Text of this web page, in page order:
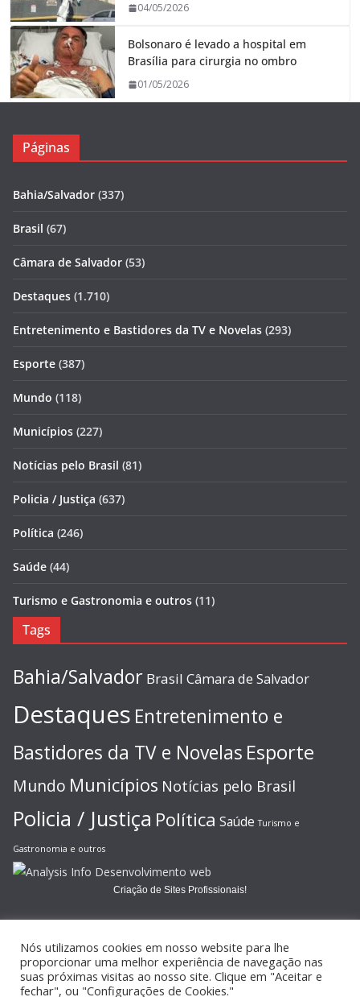
04/05/2026
Bolsonaro é levado a hospital em
Brasília para cirurgia no ombro
01/05/2026
Páginas
Bahia/Salvador (337)
Brasil (67)
Câmara de Salvador (53)
Destaques (1.710)
Entretenimento e Bastidores da TV e Novelas (293)
Esporte (387)
Mundo (118)
Municípios (227)
Notícias pelo Brasil (81)
Policia / Justiça (637)
Política (246)
Saúde (44)
Turismo e Gastronomia e outros (11)
Tags
Bahia/Salvador Brasil Câmara de Salvador
Destaques Entretenimento e
Bastidores da TV e Novelas Esporte
Mundo Municípios Notícias pelo Brasil
Policia / Justiça Política Saúde Turismo e
Gastronomia e outros
Criação de Sites Profissionais!
Copyright © 2026JORNAL GAZETA ONLINE
Nós utilizamos cookies em nosso website para lhe
proporcionar uma melhor experiência de navegação nas
suas próximas visitas ao nosso site. Clique em "Aceitar e
fechar", ou "Configurações de Cookies."